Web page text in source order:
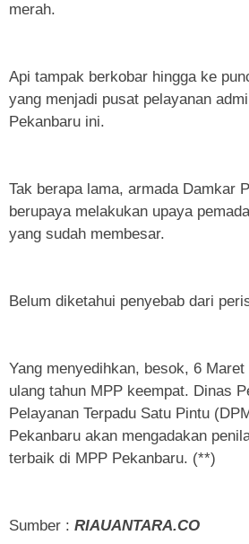
merah.
Api tampak berkobar hingga ke
yang menjadi pusat pelayanan
Pekanbaru ini.
Tak berapa lama, armada Damkar
berupaya melakukan upaya
yang sudah membesar.
Belum diketahui penyebab dari
Yang menyedihkan, besok, 6
ulang tahun MPP keempat. Dinas
Pelayanan Terpadu Satu Pintu
Pekanbaru akan mengadakan
terbaik di MPP Pekanbaru. (**)
Sumber : RIAUANTARA.CO